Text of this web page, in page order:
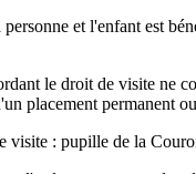
et l'enfant est
le droit de visite ne
placement permanent
visite : pupille de la